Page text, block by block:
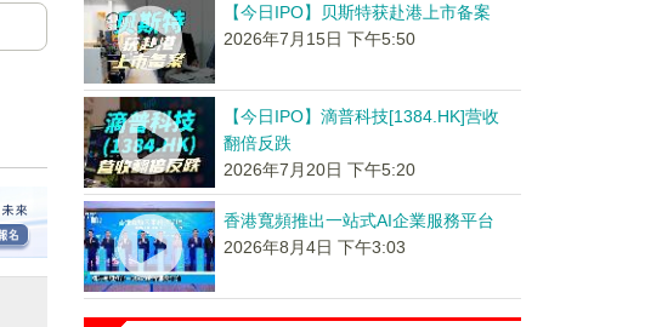
【今日IPO】贝斯特获赴港上市备案
2026年7月15日 下午5:50
【今日IPO】滴普科技[1384.HK]营收
翻倍反跌
2026年7月20日 下午5:20
香港寬頻推出一站式AI企業服務平台
2026年8月4日 下午3:03